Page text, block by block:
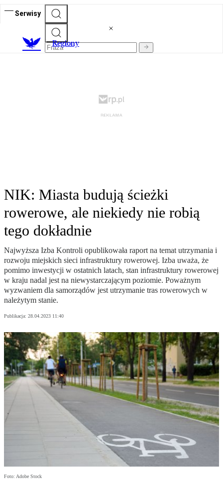
Serwisy
Regiony
NIK: Miasta budują ścieżki
rowerowe, ale niekiedy nie robią
tego dokładnie
Najwyższa Izba Kontroli opublikowała raport na temat utrzymania i
rozwoju miejskich sieci infrastruktury rowerowej. Izba uważa, że
pomimo inwestycji w ostatnich latach, stan infrastruktury rowerowej
w kraju nadal jest na niewystarczającym poziomie. Poważnym
wyzwaniem dla samorządów jest utrzymanie tras rowerowych w
należytym stanie.
Publikacja: 28.04.2023 11:40
Foto: Adobe Stock